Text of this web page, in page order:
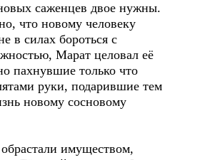
саженцев двое нужны.
что новому человеку
в силах бороться с
Марат целовал её
пахнувшие только что
руки, подарившие тем
новому сосновому
имуществом,